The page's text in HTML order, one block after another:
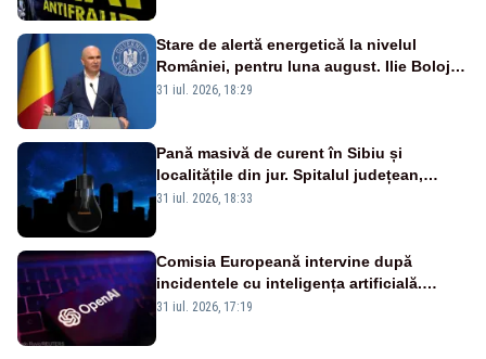
Stare de alertă energetică la nivelul
României, pentru luna august. Ilie Bolojan
a anunțat importuri și posibile restricții –
31 iul. 2026, 18:29
Pană masivă de curent în Sibiu și
localitățile din jur. Spitalul județean,
semafoarele, rețelele de telefonie, grav
31 iul. 2026, 18:33
Comisia Europeană intervine după
incidentele cu inteligența artificială.
OpenAI și Anthropic, vizate
31 iul. 2026, 17:19